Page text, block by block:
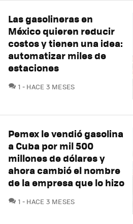
Las gasolineras en
México quieren reducir
costos y tienen una idea:
automatizar miles de
estaciones
1 COMENTARIOS
HACE 3 MESES
Pemex le vendió gasolina
a Cuba por mil 500
millones de dólares y
ahora cambió el nombre
de la empresa que lo hizo
1 COMENTARIOS
HACE 3 MESES